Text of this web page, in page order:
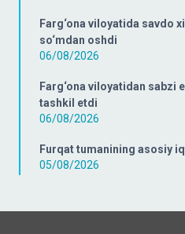
Farg‘ona viloyatida savdo
so‘mdan oshdi
06/08/2026
Farg‘ona viloyatidan sabzi
tashkil etdi
06/08/2026
Furqat tumanining asosiy
05/08/2026